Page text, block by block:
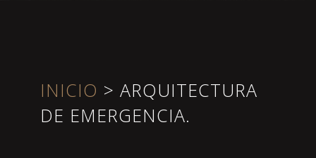
INICIO > ARQUITECTURA
DE EMERGENCIA.